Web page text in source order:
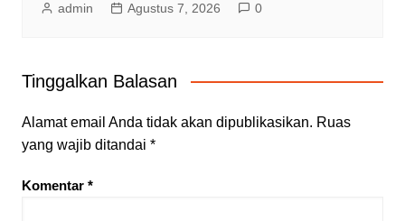
admin Agustus 7, 2026 0
Tinggalkan Balasan
Alamat email Anda tidak akan dipublikasikan. Ruas
yang wajib ditandai *
Komentar *